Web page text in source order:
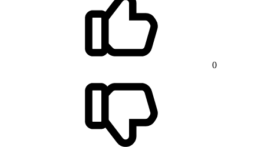
0